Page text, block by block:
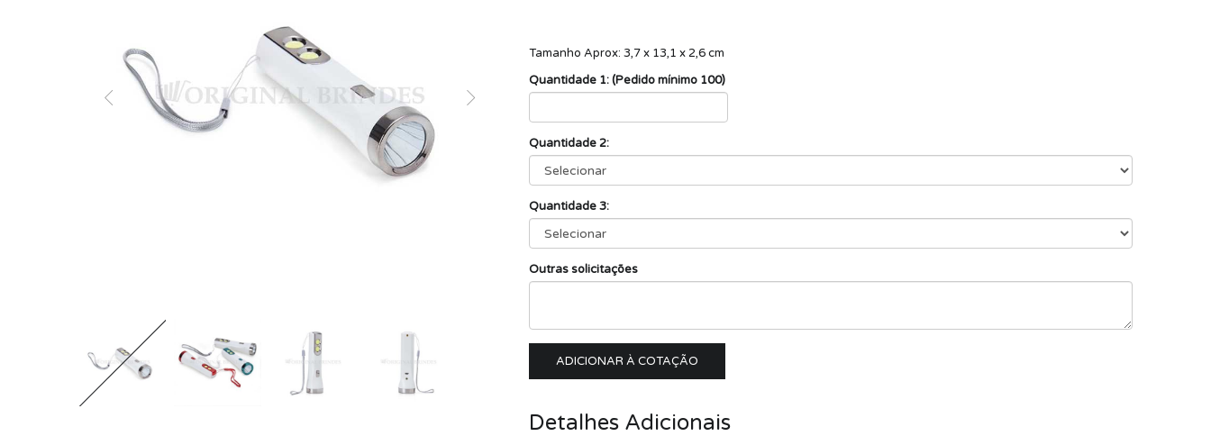
Tamanho Aprox: 3,7 x 13,1 x 2,6 cm
Quantidade 1: (Pedido mínimo 100)
Quantidade 2:
Quantidade 3:
Outras solicitações
ADICIONAR À COTAÇÃO
Detalhes Adicionais